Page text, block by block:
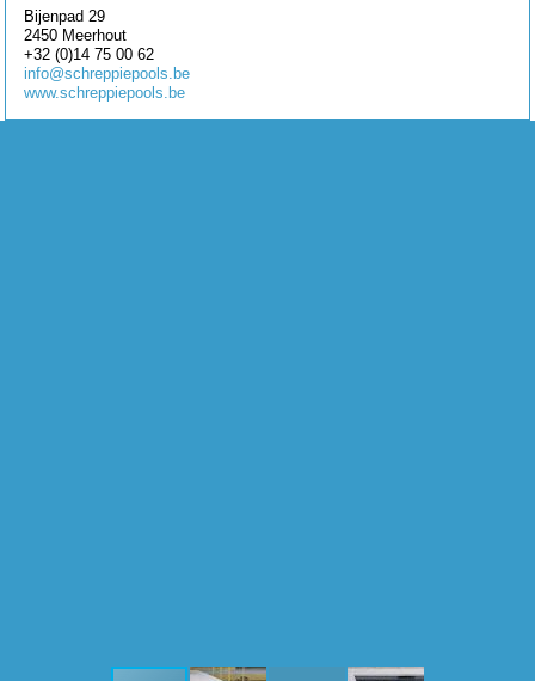
Bijenpad 29
2450 Meerhout
+32 (0)14 75 00 62
info@schreppiepools.be
www.schreppiepools.be